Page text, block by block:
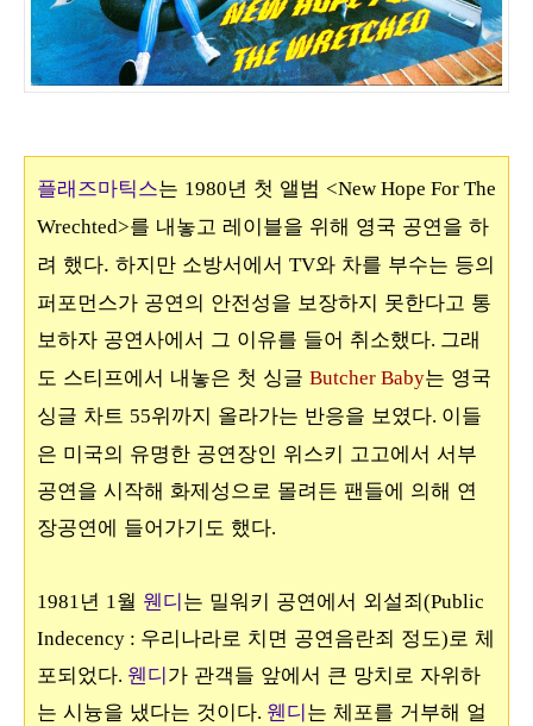
플래즈마틱스는 1980년 첫 앨범 <New Hope For The
Wrechted>를 내놓고 레이블을 위해 영국 공연을 하
려 했다. 하지만 소방서에서 TV와 차를 부수는 등의
퍼포먼스가 공연의 안전성을 보장하지 못한다고 통
보하자 공연사에서 그 이유를 들어 취소했다. 그래
도 스티프에서 내놓은 첫 싱글 Butcher Baby는 영국
싱글 차트 55위까지 올라가는 반응을 보였다. 이들
은 미국의 유명한 공연장인 위스키 고고에서 서부
공연을 시작해 화제성으로 몰려든 팬들에 의해 연
장공연에 들어가기도 했다.
1981년 1월 웬디 는 밀워키 공연에서 외설죄(Public
Indecency : 우리나라로 치면 공연음란죄 정도)로 체
포되었다. 웬디 가 관객들 앞에서 큰 망치로 자위하
는 시늉을 냈다는 것이다. 웬디 는 체포를 거부해 얼